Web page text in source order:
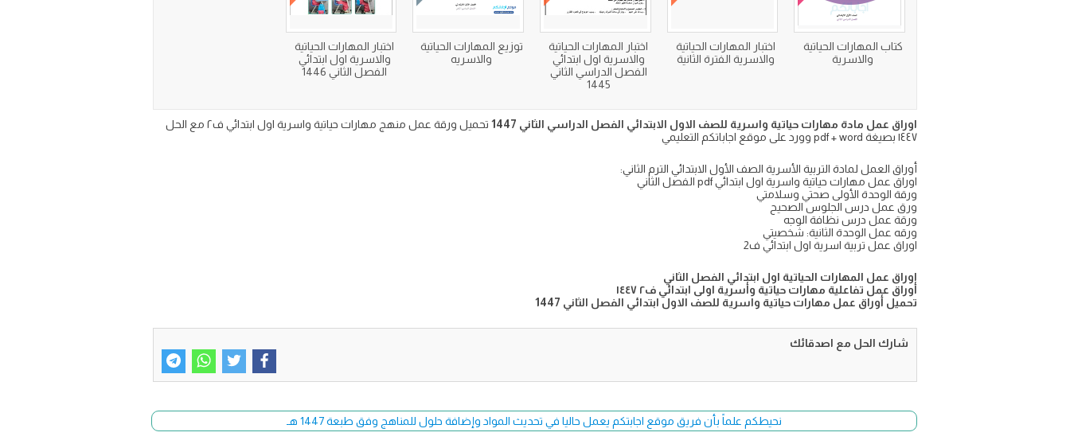
كتاب المهارات الحياتية
والاسرية
اختبار المهارات الحياتية
والاسرية الفترة الثانية
اختبار المهارات الحياتية
والاسرية اول ابتدائي
الفصل الدراسي الثاني
1445
توزيع المهارات الحياتية
والاسريه
اختبار المهارات الحياتية
والاسرية اول ابتدائي
الفصل الثاني 1446
اوراق عمل مادة مهارات حياتية واسرية للصف الاول الابتدائي الفصل الدراسي الثاني 1447
تحميل ورقة عمل منهج مهارات حياتية واسرية اول ابتدائي ف٢ مع الحل
١٤٤٧ بصيغة pdf + word وورد على موقع اجاباتكم التعليمي
أوراق العمل لمادة التربية الأسرية الصف الأول الابتدائي الترم الثاني:
اوراق عمل مهارات حياتية واسرية اول ابتدائي pdf الفصل الثاني
ورقة الوحدة الأولى صحتي وسلامتي
ورق عمل درس الجلوس الصحيح
ورقة عمل درس نظافة الوجه
ورقه عمل الوحدة الثانية: شخصيتي
اوراق عمل تربية اسرية اول ابتدائي ف2
اوراق عمل المهارات الحياتية اول ابتدائي الفصل الثاني
أوراق عمل تفاعلية مهارات حياتية وأسرية اولى ابتدائي ف٢ ١٤٤٧
تحميل أوراق عمل مهارات حياتية واسرية للصف الاول ابتدائي الفصل الثاني 1447
شارك الحل مع اصدقائك
نحيطكم علماً بأن فريق موقع اجابتكم يعمل حاليا في تحديث المواد وإضافة حلول للمناهج وفق طبعة 1447 هـ